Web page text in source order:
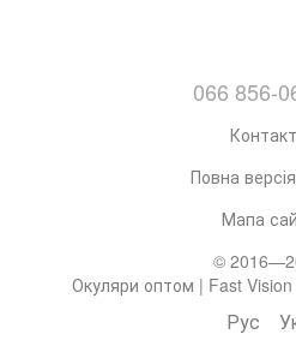
066 856-
Повна
Мапа
©
Окуляри оптом | Fast Vision
Рус